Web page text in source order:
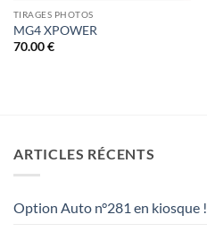
TIRAGES PHOTOS
MG4 XPOWER
70.00€
ARTICLES RÉCENTS
Option Auto n°281 en kiosque !